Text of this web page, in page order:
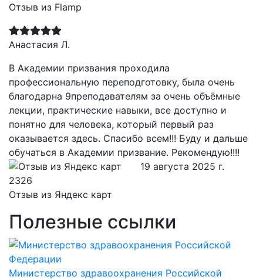
Отзыв из Flamp
Анастасия Л.
В Академии призвания проходила
профессиональную переподготовку, была очень
благодарна 9преподавателям за очень объёмные
лекции, практические навыки, все доступно и
понятно для человека, который первый раз
оказывается здесь. Спасибо всем!!! Буду и дальше
обучаться в Академии призвание. Рекомендую!!!!
Отзыв из Яндекс карт
19 августа 2025 г.
Полезные ссылки
Министерство здравоохранения Российской